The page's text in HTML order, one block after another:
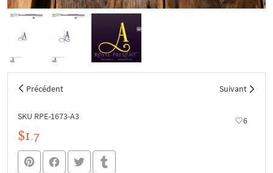
Précédent Suivant
SKU RPE-1673-A3 6
$1.7